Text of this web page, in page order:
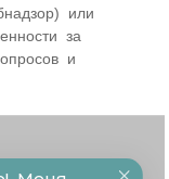
или
за
и